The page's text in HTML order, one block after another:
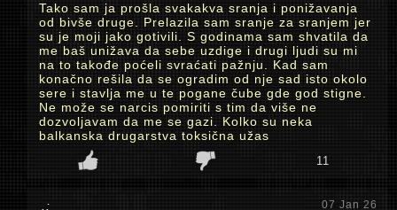
Tako sam ja prošla svakakva sranja i ponižavanja
od bivše druge. Prelazila sam sranje za sranjem jer
su je moji jako gotivili. S godinama sam shvatila da
me baš unižava da sebe uzdige i drugi ljudi su mi
na to takođe poćeli svraćati pažnju. Kad sam
konačno rešila da se ogradim od nje sad isto okolo
sere i stavlja me u te pogane čube gde god stigne.
Ne može se narcis pomiriti s tim da više ne
dozvoljavam da me se gazi. Kolko su neka
balkanska drugarstva toksična užas
11
.: 07 Jan 26